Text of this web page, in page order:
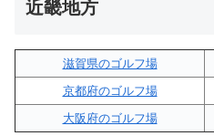
近畿地方
滋賀県のゴルフ場
京都府のゴルフ場
大阪府のゴルフ場